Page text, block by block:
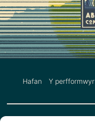
Hafan Y perfformwyr